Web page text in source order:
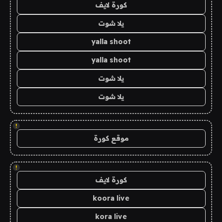
كورة لايف
يلا شوت
yalla shoot
yalla shoot
يلا شوت
يلا شوت
!
موقع كورة
!
كورة لايف
koora live
kora live